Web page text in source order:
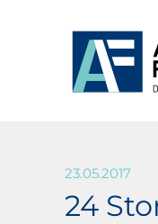
23.05.2017
24